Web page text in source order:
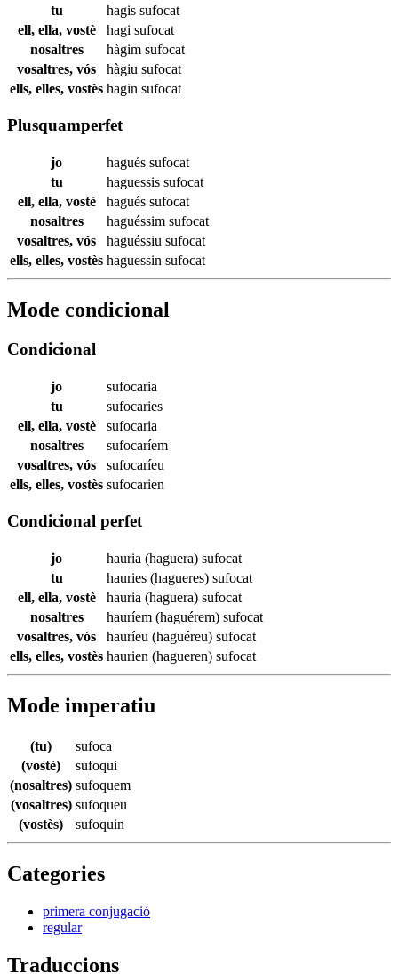
tu
hagis sufocat
ell, ella, vostè
hagi sufocat
nosaltres
hàgim sufocat
vosaltres, vós
hàgiu sufocat
ells, elles, vostès hagin sufocat
Plusquamperfet
jo hagués sufocat
tu
haguessis sufocat
ell, ella, vostè
hagués sufocat
nosaltres
haguéssim sufocat
vosaltres, vós
haguéssiu sufocat
ells, elles, vostès haguessin sufocat
Mode condicional
Condicional
jo
sufocaria
tu
sufocaries
ell, ella, vostè
sufocaria
nosaltres
sufocaríem
vosaltres, vós
sufocaríeu
ells, elles, vostès sufocarien
Condicional perfet
jo hauria (haguera) sufocat
tu
hauries (hagueres) sufocat
ell, ella, vostè
hauria (haguera) sufocat
nosaltres
hauríem (haguérem) sufocat
vosaltres, vós
hauríeu (haguéreu) sufocat
ells, elles, vostès haurien (hagueren) sufocat
Mode imperatiu
(tu)
sufoca
(vostè)
sufoqui
(nosaltres) sufoquem
(vosaltres) sufoqueu
(vostès)
sufoquin
Categories
primera conjugació
regular
Traduccions